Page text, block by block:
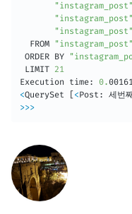
"instagram_post"
"instagram_post"
"instagram_post"
  FROM
"instagram_post"
ORDER BY
LIMIT 21
Execution time: 0.
<QuerySet <Post : 세번
>>>